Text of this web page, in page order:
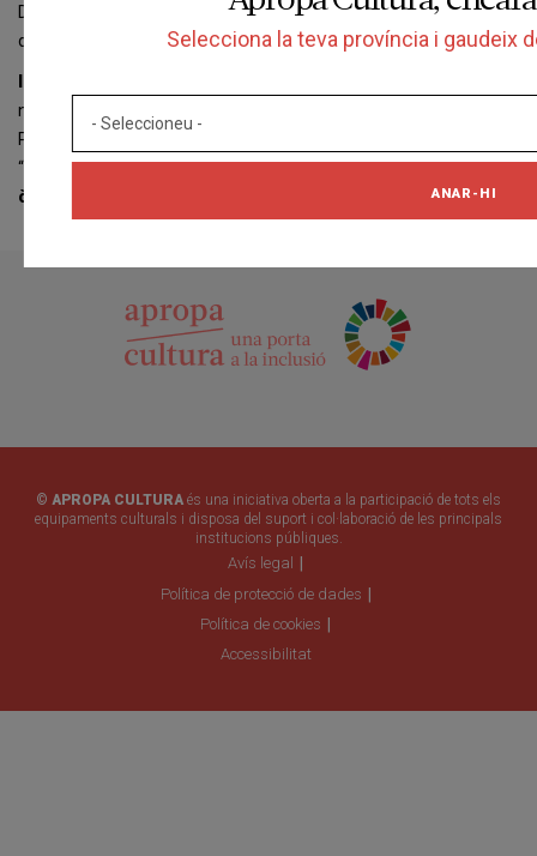
Depenent de cada navegador, aquest mode privat pot tenir
diferents noms.
navegador per a conèixer més sobre com activar el “mode privat”.
Podrà seguir visitant la nostra pàgina web tot i tenir activat aquest
“mode privat”,si bé la navegació per la pàgina web pot no ser
òptima i algunes utilitats poden no funcionar correctament.
Selecciona la teva província i gaudeix
ANAR-HI
© APROPA CULTURA és una iniciativa oberta a la participació de tots els
equipaments culturals i disposa del suport i col·laboració de les principals
institucions públiques.
Avís legal
Política de protecció de dades
Política de cookies
Accessibilitat